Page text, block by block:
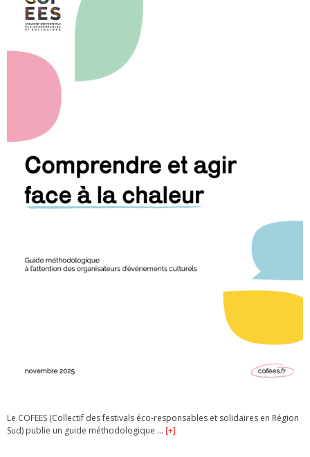
Le COFEES (Collectif des festivals éco-responsables et solidaires en Région
Sud) publie un guide méthodologique … [+]